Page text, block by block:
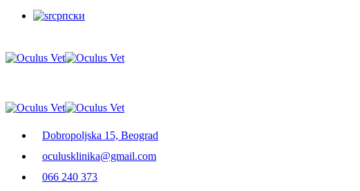
српски
Dobropoljska 15, Beograd
oculusklinika@gmail.com
066 240 373